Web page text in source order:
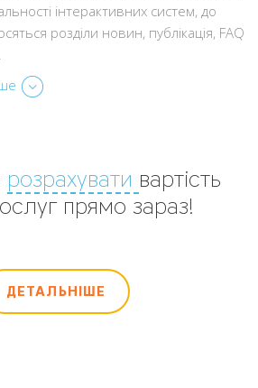
інтерактивних систем, до
розділи новин, публікація, FAQ
розрахувати вартість
прямо зараз!
ДЕТАЛЬНІШЕ